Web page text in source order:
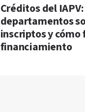
Créditos del
departamentos
inscriptos y cómo
financiamiento